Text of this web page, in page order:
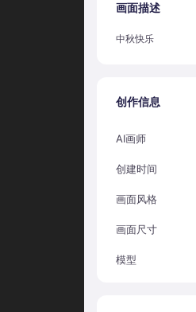
画面描述
中秋快乐
创作信息
AI画师
创建时间
画面风格
画面尺寸
模型